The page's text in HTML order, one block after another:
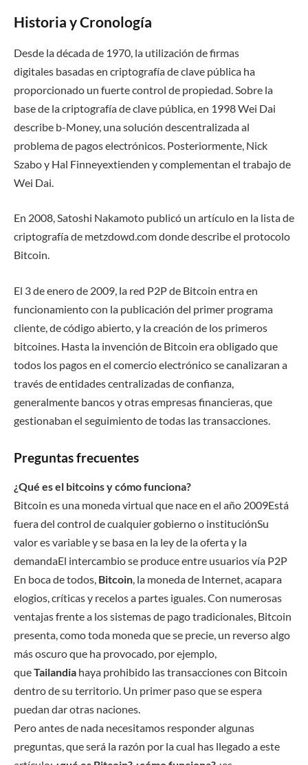
Historia y Cronología
Desde la década de 1970, la utilización de firmas
digitales basadas en criptografía de clave pública ha
proporcionado un fuerte control de propiedad. Sobre la
base de la criptografía de clave pública, en 1998 Wei Dai
describe b-Money, una solución descentralizada al
problema de pagos electrónicos. Posteriormente, Nick
Szabo y Hal Finneyextienden y complementan el trabajo de
Wei Dai.
En 2008, Satoshi Nakamoto publicó un artículo en la lista de
criptografía de metzdowd.com donde describe el protocolo
Bitcoin.
El 3 de enero de 2009, la red P2P de Bitcoin entra en
funcionamiento con la publicación del primer programa
cliente, de código abierto, y la creación de los primeros
bitcoines. Hasta la invención de Bitcoin era obligado que
todos los pagos en el comercio electrónico se canalizaran a
través de entidades centralizadas de confianza,
generalmente bancos y otras empresas financieras, que
gestionaban el seguimiento de todas las transacciones.
Preguntas frecuentes
¿Qué es el bitcoins y cómo funciona?
Bitcoin es una moneda virtual que nace en el año 2009Está
fuera del control de cualquier gobierno o instituciónSu
valor es variable y se basa en la ley de la oferta y la
demandaEl intercambio se produce entre usuarios vía P2P
En boca de todos, Bitcoin, la moneda de Internet, acapara
elogios, críticas y recelos a partes iguales. Con numerosas
ventajas frente a los sistemas de pago tradicionales, Bitcoin
presenta, como toda moneda que se precie, un reverso algo
más oscuro que ha provocado, por ejemplo,
queTailandia haya prohibido las transacciones con Bitcoin
dentro de su territorio. Un primer paso que se espera
puedan dar otras naciones.
Pero antes de nada necesitamos responder algunas
preguntas, que será la razón por la cual has llegado a este